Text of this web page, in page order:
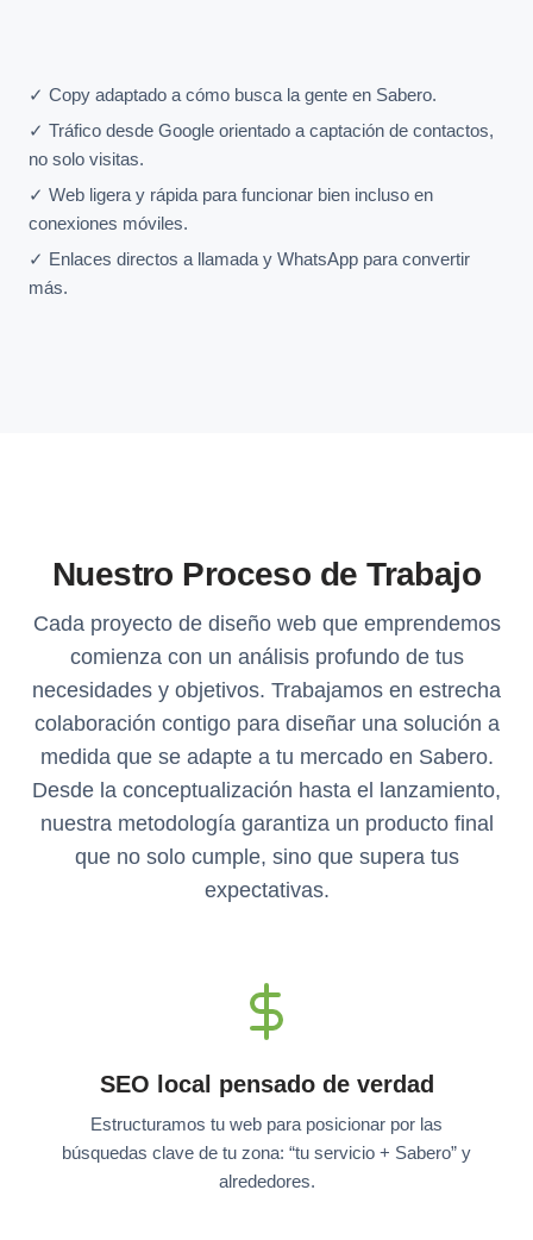
✓ Copy adaptado a cómo busca la gente en Sabero.
✓ Tráfico desde Google orientado a captación de contactos,
no solo visitas.
✓ Web ligera y rápida para funcionar bien incluso en
conexiones móviles.
✓ Enlaces directos a llamada y WhatsApp para convertir
más.
Nuestro Proceso de Trabajo
Cada proyecto de diseño web que emprendemos
comienza con un análisis profundo de tus
necesidades y objetivos. Trabajamos en estrecha
colaboración contigo para diseñar una solución a
medida que se adapte a tu mercado en Sabero.
Desde la conceptualización hasta el lanzamiento,
nuestra metodología garantiza un producto final
que no solo cumple, sino que supera tus
expectativas.
SEO local pensado de verdad
Estructuramos tu web para posicionar por las
búsquedas clave de tu zona: “tu servicio + Sabero” y
alrededores.